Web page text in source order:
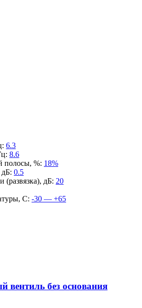
: 6.3
: 8.6
полосы, %: 18%
дБ: 0.5
(развязка), дБ: 20
С: -30 — +65
вентиль без основания